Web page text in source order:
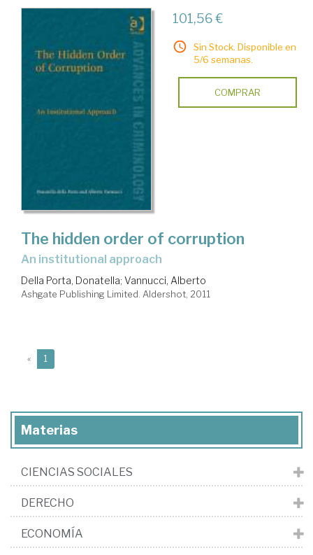
101,56 €
Sin Stock. Disponible en
5/6 semanas.
COMPRAR
The hidden order of corruption
an institutional approach
Della Porta, Donatella; Vannucci, Alberto
Ashgate Publishing Limited. Aldershot, 2011
« 1
Materias
CIENCIAS SOCIALES
DERECHO
ECONOMÍA